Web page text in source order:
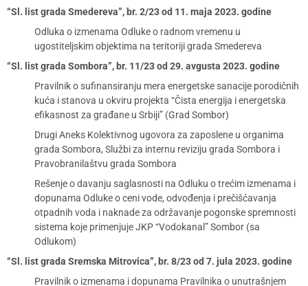
“Sl. list grada Smedereva”, br. 2/23 od 11. maja 2023. godine
Odluka o izmenama Odluke o radnom vremenu u
ugostiteljskim objektima na teritoriji grada Smedereva
“Sl. list grada Sombora”, br. 11/23 od 29. avgusta 2023. godine
Pravilnik o sufinansiranju mera energetske sanacije porodičnih
kuća i stanova u okviru projekta “Čista energija i energetska
efikasnost za građane u Srbiji” (Grad Sombor)
Drugi Aneks Kolektivnog ugovora za zaposlene u organima
grada Sombora, Službi za internu reviziju grada Sombora i
Pravobranilaštvu grada Sombora
Rešenje o davanju saglasnosti na Odluku o trećim izmenama i
dopunama Odluke o ceni vode, odvođenja i prečišćavanja
otpadnih voda i naknade za održavanje pogonske spremnosti
sistema koje primenjuje JKP “Vodokanal” Sombor (sa
Odlukom)
“Sl. list grada Sremska Mitrovica”, br. 8/23 od 7. jula 2023. godine
Pravilnik o izmenama i dopunama Pravilnika o unutrašnjem